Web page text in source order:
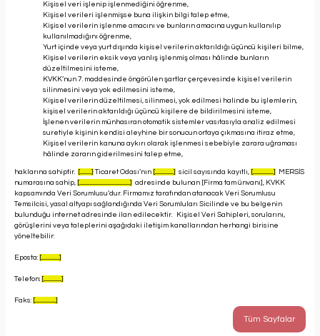
Kişisel veri işlenip işlenmediğini öğrenme,
Kişisel verileri işlenmişse buna ilişkin bilgi talep etme,
Kişisel verilerin işlenme amacını ve bunların amacına uygun kullanılıp
kullanılmadığını öğrenme,
Yurt içinde veya yurt dışında kişisel verilerin aktarıldığı üçüncü kişileri bilme,
Kişisel verilerin eksik veya yanlış işlenmiş olması hâlinde bunların
düzeltilmesini isteme,
KVKK’nun 7. maddesinde öngörülen şartlar çerçevesinde kişisel verilerin
silinmesini veya yok edilmesini isteme,
Kişisel verilerin düzeltilmesi, silinmesi, yok edilmesi halinde bu işlemlerin,
kişisel verilerin aktarıldığı üçüncü kişilere de bildirilmesini isteme,
İşlenen verilerin münhasıran otomatik sistemler vasıtasıyla analiz edilmesi
suretiyle kişinin kendisi aleyhine bir sonucun ortaya çıkmasına itiraz etme,
Kişisel verilerin kanuna aykırı olarak işlenmesi sebebiyle zarara uğraması
hâlinde zararın giderilmesini talep etme,
haklarına sahiptir. [................] Ticaret Odası’nın [..........................] sicil sayısında kayıtlı, [.............................]
MERSİS
numarasına sahip, [.......................................................................] adresinde bulunan [Firma tam ünvanı], KVKK
kapsamında Veri Sorumlusu’dur. Firmamız tarafından atanacak Veri Sorumlusu
Temsilcisi, yasal altyapı sağlandığında Veri Sorumluları Sicilinde ve bu belgenin
bulunduğu internet adresinde ilan edilecektir. Kişisel Veri Sahipleri, sorularını,
görüşlerini veya taleplerini aşağıdaki iletişim kanallarından herhangi birisine
yöneltebilir:
E.posta: [.........................]
Telefon: [.........................]
Faks: [.............................]
Tüm Sayfalar